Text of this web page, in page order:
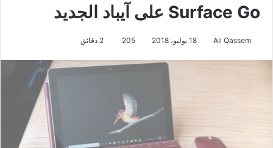
Surface Go على آيباد الجديد
Ali Qassem 18 يوليو، 2018 205